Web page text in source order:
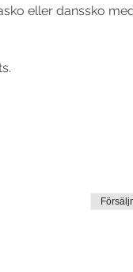
eller danssko